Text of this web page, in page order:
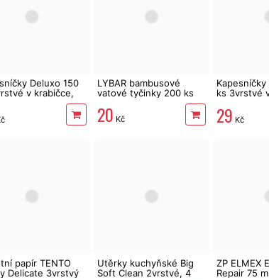
Deluxo 150
v krabičce,
LYBAR bambusové
vatové tyčinky 200 ks
20 Kč
ks 3vrstvé
29 Kč
papír TENTO
Delicate 3vrstvý
Utěrky kuchyňské Big
Soft Clean 2vrstvé, 4
ZP ELMEX
Repair 75 ml